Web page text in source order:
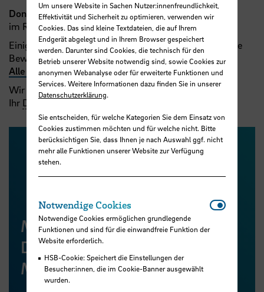
Donnerstag, 23.06.2022, 16 Uhr
im Rahmen der Studieninfowoche derHSB.
Einige unserer Partnerunternehmen freuen sich auf Ihre
Bewerbung zum Start im Oktober 2022.
Alle freien Studienplätze zum Wintersemester 2022
Wir freuen uns auf Sie!
Ihr DSMiH-Team
Mehr Informationen zum
Dualen Studiengang
Management im Handel
Um unsere Website in Sachen Nutzer:innenfreundlichkeit,
Effektivität und Sicherheit zu optimieren, verwenden wir
Cookies. Das sind kleine Textdateien, die auf Ihrem
Endgerät abgelegt und in Ihrem Browser gespeichert
werden. Darunter sind Cookies, die technisch für den
Betrieb unserer Website notwendig sind, sowie Cookies zur
anonymen Webanalyse oder für erweiterte Funktionen und
Services. Weitere Informationen dazu finden Sie in unserer
Datenschutzerklärung.
Sie entscheiden, für welche Kategorien Sie dem Einsatz von
Cookies zustimmen möchten und für welche nicht. Bitte
berücksichtigen Sie, dass Ihnen je nach Auswahl ggf. nicht
mehr alle Funktionen unserer Website zur Verfügung
stehen.
Notwendige Cookies
Notwendige Cookies ermöglichen grundlegende
Funktionen und sind für die einwandfreie Funktion der
Website erforderlich.
HSB-Cookie: Speichert die Einstellungen der
Besucher:innen, die im Cookie-Banner ausgewählt
wurden.